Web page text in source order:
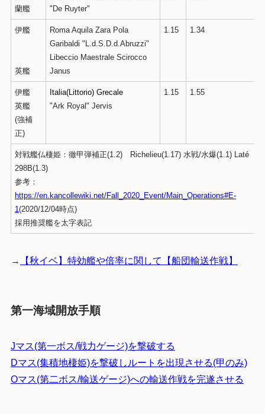
蘭艦
"De Ruyter"
伊艦
英艦
Roma Aquila Zara Pola
Garibaldi "L.d.S.D.d.Abruzzi"
Libeccio Maestrale Scirocco
Janus
1.15 1.34
伊艦
英艦
(強補
正)
Italia(Littorio) Grecale
"Ark Royal" Jervis
1.15 1.55
対戦艦仏棲姫：徹甲弾補正(1.2) Richelieu(1.17) 水戦/水爆(1.1) Laté
298B(1.3)
参考：
https://en.kancollewiki.net/Fall_2020_Event/Main_Operations#E-
1(2020/12/04時点)
採用推奨艦を太字表記
→ 【秋イベ】特効艦や倍率に関して【船団輸送作戦】
第一海域開放手順
Jマス(第一ボス/戦力ゲージ)を撃破する
Dマス(集積地棲姫)を撃破しルートを出現させる(甲のみ)
Oマス(第二ボス/輸送ゲージ)への輸送作戦を完遂させる